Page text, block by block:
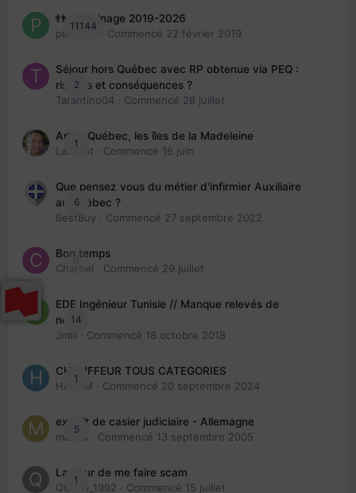
11144
👬 Parrainage 2019-2026
piinoush · Commencé 22 février 2019
2
Séjour hors Québec avec RP obtenue via PEQ :
risques et conséquences ?
Tarantino04 · Commencé 28 juillet
1
Arte : Québec, les îles de la Madeleine
Laurent · Commencé 16 juin
6
Que pensez vous du métier d'infirmier Auxiliaire
au Québec ?
BestBuy · Commencé 27 septembre 2022
0
Bon temps
Charbel · Commencé 29 juillet
14
EDE Ingénieur Tunisie // Manque relevés de
note
Jmili · Commencé 18 octobre 2018
1
CHAUFFEUR TOUS CATEGORIES
HAZEM · Commencé 20 septembre 2024
5
extrait de casier judiciaire - Allemagne
maries · Commencé 13 septembre 2005
1
La peur de me faire scam
Queen_1992 · Commencé 15 juillet